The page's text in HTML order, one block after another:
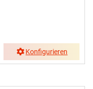
Konfigurieren